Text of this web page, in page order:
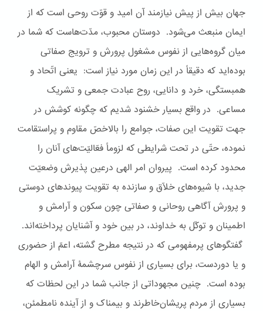
جهان بیش از پیش نیازمند آن امید و قوّت روحی است که از
ایمان منبعث می‌شود. دوستان محبوب، مدّت‌هاست که شما در
میان گروه‌هایی از نفوس مشغول پرورش و ترویج صفاتی
بوده‌اید که دقیقاً در این زمان مورد نیاز است: یعنی اتّحاد و
همبستگی، خرد و دانایی، روح عبادت جمعی و تشریک
مساعی. در واقع بسیار خشنود شدیم که چگونه کوشش در
جهت تقویت این صفات، جوامع را بالاخصّ مقاوم و پراستقامت
نموده، حتّی در تحت شرایطی که لزوماً فعّالیّت‌های آنان را
محدود کرده است. پیروان امر الهی درعین پذیرش وضعیّت
جدید، با شیوه‌های خلّاق و سازنده به تقویت پیوندهای دوستی
و پرورش آگاهی روحانی و صفاتی چون سکون و آرامش و
اطمینان و توکّل به خداوند، در بین خود و آشنایان پرداخته‌اند.
گفتگوهای پرمفهومی که در نتیجه مطرح گشته، اعمّ از حضوری
و یا دوردست، برای بسیاری از نفوس سرچشمۀ آرامش و الهام
بوده است. چنین مجهوداتی از جانب شما در این لحظات که
بسیاری از مردم پریشان‌خاطرند و بیمناک و از آینده نامطمئن،